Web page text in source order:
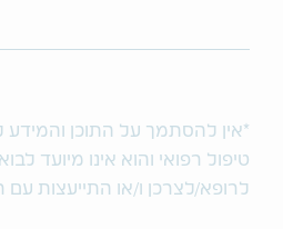
*אין להסתמך על התוכן
טיפול רפואי והוא אינו מיועד
לרופא/לצרכן ו/או התייעצות עם